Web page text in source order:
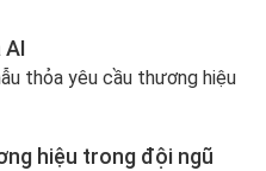
AI
thỏa yêu cầu thương hiệu
hiệu trong đội ngũ